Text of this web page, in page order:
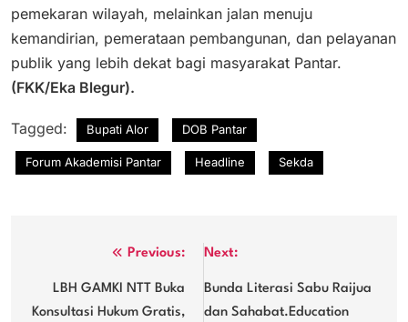
pemekaran wilayah, melainkan jalan menuju
kemandirian, pemerataan pembangunan, dan pelayanan
publik yang lebih dekat bagi masyarakat Pantar.
(FKK/Eka Blegur).
Tagged: Bupati Alor DOB Pantar
Forum Akademisi Pantar Headline Sekda
pos
Previous:
LBH GAMKI NTT Buka
Konsultasi Hukum Gratis,
Next:
Bunda Literasi Sabu Raijua
dan Sahabat.Education